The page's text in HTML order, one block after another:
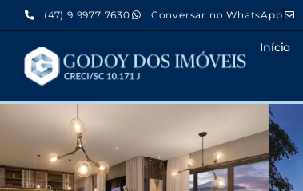
(47) 9 9977 7630 Conversar no WhatsApp
Início